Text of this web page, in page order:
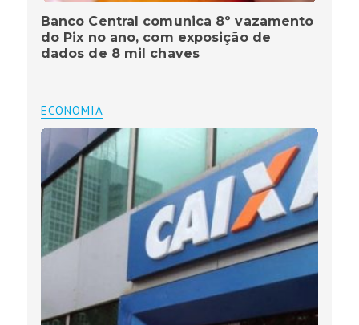
Banco Central comunica 8º vazamento
do Pix no ano, com exposição de
dados de 8 mil chaves
ECONOMIA